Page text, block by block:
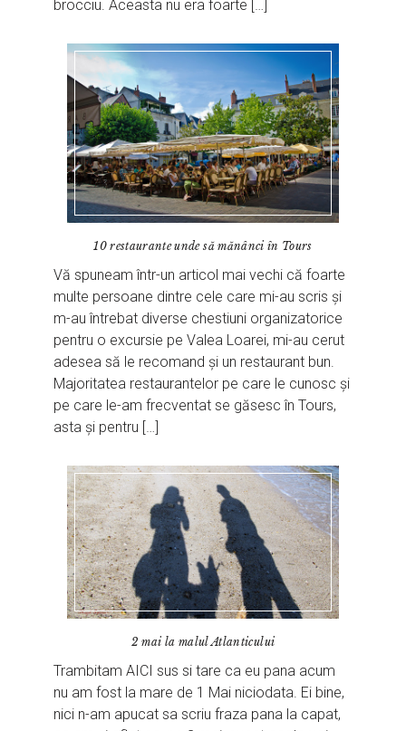
brocciu. Aceasta nu era foarte […]
10 restaurante unde să mănânci în Tours
Vă spuneam într-un articol mai vechi că foarte
multe persoane dintre cele care mi-au scris și
m-au întrebat diverse chestiuni organizatorice
pentru o excursie pe Valea Loarei, mi-au cerut
adesea să le recomand și un restaurant bun.
Majoritatea restaurantelor pe care le cunosc și
pe care le-am frecventat se găsesc în Tours,
asta și pentru […]
2 mai la malul Atlanticului
Trambitam AICI sus si tare ca eu pana acum
nu am fost la mare de 1 Mai niciodata. Ei bine,
nici n-am apucat sa scriu fraza pana la capat,